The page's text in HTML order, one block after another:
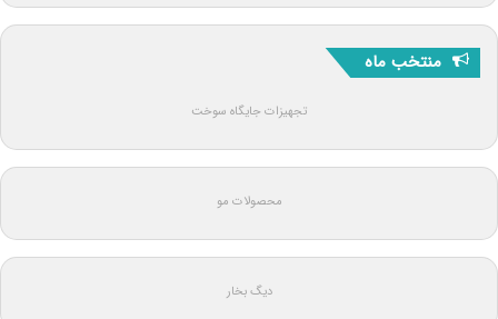
منتخب ماه
تجهیزات جایگاه سوخت
محصولات مو
دیگ بخار